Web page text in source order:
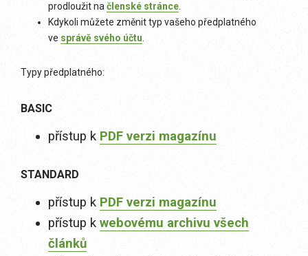
prodloužit na členské stránce
Kdykoli můžete změnit typ vašeho předplatného
ve správě svého účtu
Typy předplatného:
BASIC
přístup k PDF verzi magazínu
STANDARD
přístup k PDF verzi magazínu
přístup k webovému archivu všech
článků